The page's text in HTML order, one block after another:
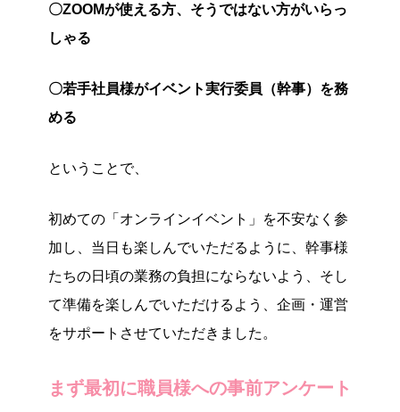
〇ZOOMが使える方、そうではない方がいらっ
しゃる
〇若手社員様がイベント実行委員（幹事）を務
める
ということで、
初めての「オンラインイベント」を不安なく参
加し、当日も楽しんでいただるように、幹事様
たちの日頃の業務の負担にならないよう、そし
て準備を楽しんでいただけるよう、企画・運営
をサポートさせていただきました。
まず最初に職員様への事前アンケート